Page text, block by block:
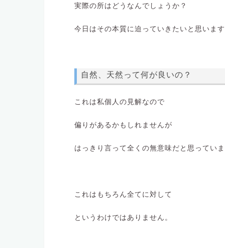
実際の所はどうなんでしょうか？
今日はその本質に迫っていきたいと思いま
自然、天然って何が良いの？
これは私個人の見解なので
偏りがあるかもしれませんが
はっきり言って全くの無意味だと思ってい
これはもちろん全てに対して
というわけではありません。